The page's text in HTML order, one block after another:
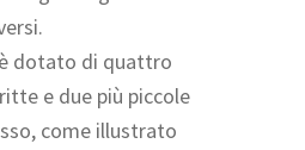
dotato di quattro
e due più piccole
come illustrato